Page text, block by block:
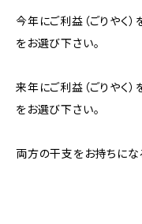
今年にご利益（ごりやく
をお選び下さい。
来年にご利益（ごりやく
をお選び下さい。
両方の干支をお持ちにな